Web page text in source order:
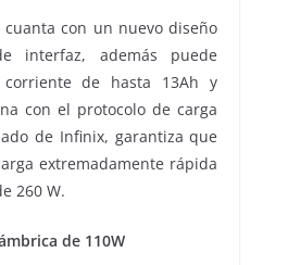
cuanta con un nuevo diseño
interfaz, además puede
de hasta 13Ah y
con el protocolo de carga
de Infinix, garantiza que
extremadamente rápida
260 W.
de 110W